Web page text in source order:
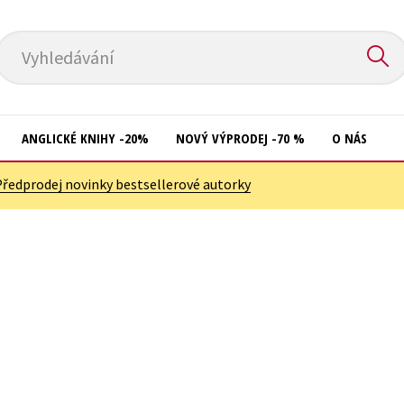
Vyhledávání
ANGLICKÉ KNIHY -20% NOVÝ VÝPRODEJ -70 % O NÁS
novinky bestsellerové autorky